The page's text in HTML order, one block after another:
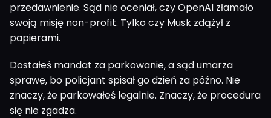
przedawnienie. Sąd nie oceniał, czy OpenAI złamało
swoją misję non-profit. Tylko czy Musk zdążył z
papierami.
Dostałeś mandat za parkowanie, a sąd umarza
sprawę, bo policjant spisał go dzień za późno. Nie
znaczy, że parkowałeś legalnie. Znaczy, że procedura
się nie zgadza.